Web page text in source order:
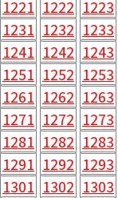
1221 1222 1223
1231 1232 1233
1241 1242 1243
1251 1252 1253
1261 1262 1263
1271 1272 1273
1281 1282 1283
1291 1292 1293
1301 1302 1303